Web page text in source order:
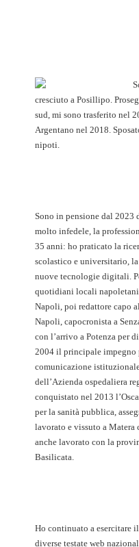
cresciuto a Posillipo.
sud, mi sono trasferito nel
Argentano nel 2018.
nipoti.
Sono in pensione dal
molto infedele, la
35 anni: ho praticato la
scolastico e universitario,
nuove tecnologie digitali.
quotidiani locali
Napoli, poi redattore capo
Napoli, capocronista a
con l’arrivo a Potenza per
2004 il principale impegno
comunicazione
dell’Azienda ospedaliera
conquistato nel 2013
per la sanità pubblica,
lavorato e vissuto a Matera
anche lavorato con la
Basilicata.
Ho continuato a esercitare
diverse testate web